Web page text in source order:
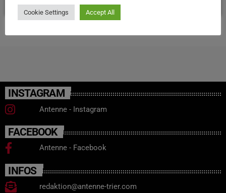
INSTAGRAM
Antenne - Instagram
FACEBOOK
Antenne - Facebook
INFOS
redaktion@antenne-trier.com
Cookie Settings Accept All